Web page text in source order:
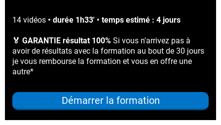
14 vidéos • durée 1h33' • temps estimé : 4 jours
🏅 GARANTIE résultat 100% Si vous n'arrivez pas à
avoir de résultats avec la formation au bout de 30 jours
je vous rembourse la formation et vous en offre une
autre*
Démarrer la formation